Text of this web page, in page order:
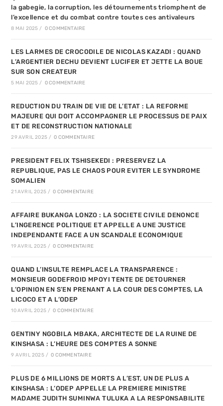
la gabegie, la corruption, les détournements triomphent de
l’excellence et du combat contre toutes ces antivaleurs
8 MAI 2025 / 0 COMMENTAIRE
LES LARMES DE CROCODILE DE NICOLAS KAZADI : QUAND
L’ARGENTIER DECHU DEVIENT LUCIFER ET JETTE LA BOUE
SUR SON CREATEUR
5 MAI 2025 / 0 COMMENTAIRE
REDUCTION DU TRAIN DE VIE DE L’ETAT : LA REFORME
MAJEURE QUI DOIT ACCOMPAGNER LE PROCESSUS DE PAIX
ET DE RECONSTRUCTION NATIONALE
29 AVRIL 2025 / 0 COMMENTAIRE
PRESIDENT FELIX TSHISEKEDI : PRESERVEZ LA
REPUBLIQUE, PAS LE CHAOS POUR EVITER LE SYNDROME
SOMALIEN
21 AVRIL 2025 / 0 COMMENTAIRE
AFFAIRE BUKANGA LONZO : LA SOCIETE CIVILE DENONCE
L’INGERENCE POLITIQUE ET APPELLE A UNE JUSTICE
INDEPENDANTE FACE A UN SCANDALE ECONOMIQUE
19 AVRIL 2025 / 0 COMMENTAIRE
QUAND L’INSULTE REMPLACE LA TRANSPARENCE :
MONSIEUR GODEFROID MPOYI TENTE DE DETOURNER
L’OPINION EN S’EN PRENANT A LA COUR DES COMPTES, LA
LICOCO ET A L’ODEP
10 AVRIL 2025 / 0 COMMENTAIRE
GENTINY NGOBILA MBAKA, ARCHITECTE DE LA RUINE DE
KINSHASA : L’HEURE DES COMPTES A SONNE
9 AVRIL 2025 / 0 COMMENTAIRE
PLUS DE 6 MILLIONS DE MORTS A L’EST, UN DE PLUS A
KINSHASA : L’ODEP APPELLE LA PREMIERE MINISTRE
MADAME JUDITH SUMINWA TULUKA A LA RESPONSABILITE